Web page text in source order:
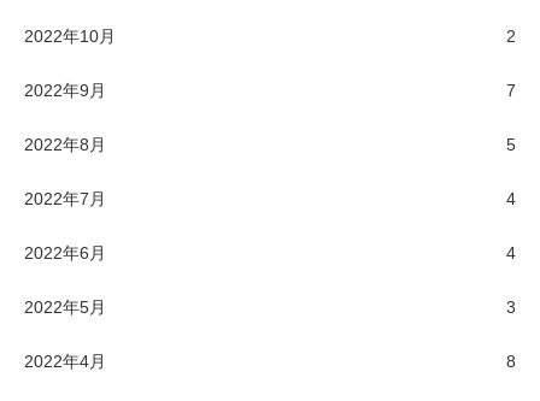
2022年10月 2
2022年9月 7
2022年8月 5
2022年7月 4
2022年6月 4
2022年5月 3
2022年4月 8